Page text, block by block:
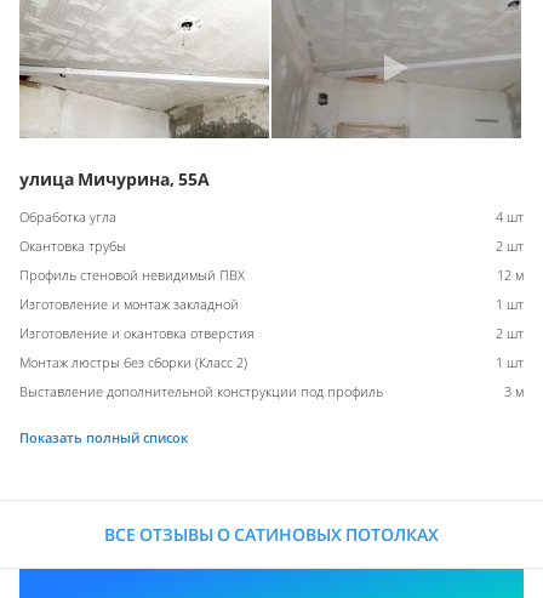
улица Мичурина, 55А
Обработка угла
4 шт
Окантовка трубы
2 шт
Профиль стеновой невидимый ПВХ
12 м
Изготовление и монтаж закладной
1 шт
Изготовление и окантовка отверстия
2 шт
Монтаж люстры без сборки (Класс 2)
1 шт
Выставление дополнительной конструкции под профиль
3 м
Показать полный список
ВСЕ ОТЗЫВЫ О САТИНОВЫХ ПОТОЛКАХ